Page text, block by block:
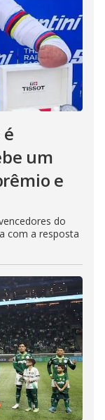
um
e
do
com a resposta